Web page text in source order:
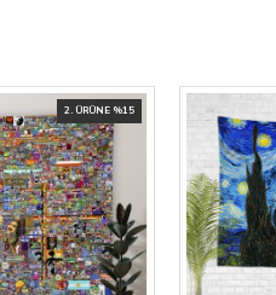
2. ÜRÜNE %15